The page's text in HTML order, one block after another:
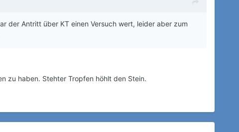
der Antritt über KT einen Versuch wert, leider aber zum
zu haben. Stehter Tropfen höhlt den Stein.